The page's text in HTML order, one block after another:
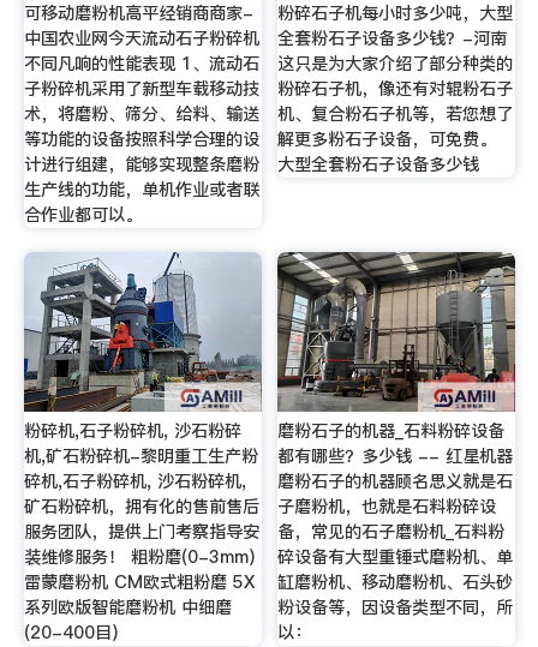
可移动磨粉机高平经销商商家-
中国农业网今天流动石子粉碎机
不同凡响的性能表现 1、流动石
子粉碎机采用了新型车载移动技
术，将磨粉、筛分、给料、输送
等功能的设备按照科学合理的设
计进行组建，能够实现整条磨粉
生产线的功能，单机作业或者联
合作业都可以。
粉碎石子机每小时多少吨，大型
全套粉石子设备多少钱？-河南
这只是为大家介绍了部分种类的
粉碎石子机，像还有对辊粉石子
机、复合粉石子机等，若您想了
解更多粉石子设备，可免费。
大型全套粉石子设备多少钱
粉碎机,石子粉碎机, 沙石粉碎
机,矿石粉碎机-黎明重工生产粉
碎机,石子粉碎机, 沙石粉碎机,
矿石粉碎机，拥有化的售前售后
服务团队，提供上门考察指导安
装维修服务！ 粗粉磨(0-3mm)
雷蒙磨粉机 CM欧式粗粉磨 5X
系列欧版智能磨粉机 中细磨
(20-400目)
磨粉石子的机器_石料粉碎设备
都有哪些？多少钱 -- 红星机器
磨粉石子的机器顾名思义就是石
子磨粉机，也就是石料粉碎设
备，常见的石子磨粉机_石料粉
碎设备有大型重锤式磨粉机、单
缸磨粉机、移动磨粉机、石头砂
粉设备等，因设备类型不同，所
以：